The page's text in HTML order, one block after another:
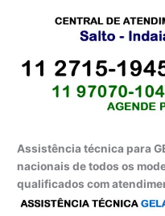
Assistência técnica para
nacionais de todos os
qualificados com